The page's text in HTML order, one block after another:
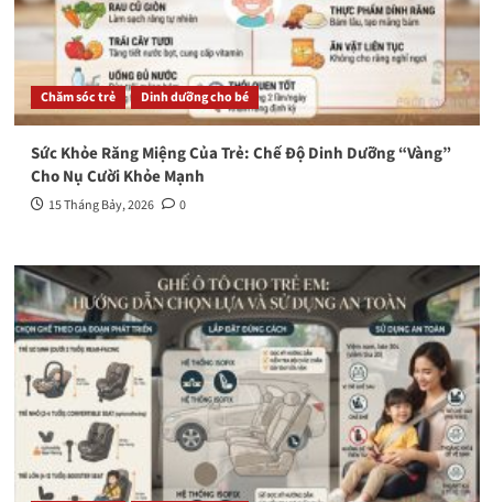
Chăm sóc trẻ Dinh dưỡng cho bé
Sức Khỏe Răng Miệng Của Trẻ: Chế Độ Dinh Dưỡng “Vàng”
Cho Nụ Cười Khỏe Mạnh
15 Tháng Bảy, 2026 0